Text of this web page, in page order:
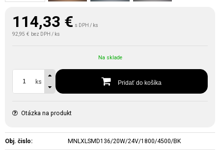
114,33 € s DPH / ks
92,95 € bez DPH / ks
Na sklade
ks Pridať do košíka
Otázka na produkt
Obj. čislo: MNLXLSMD136/20W/24V/1800/4500/BK